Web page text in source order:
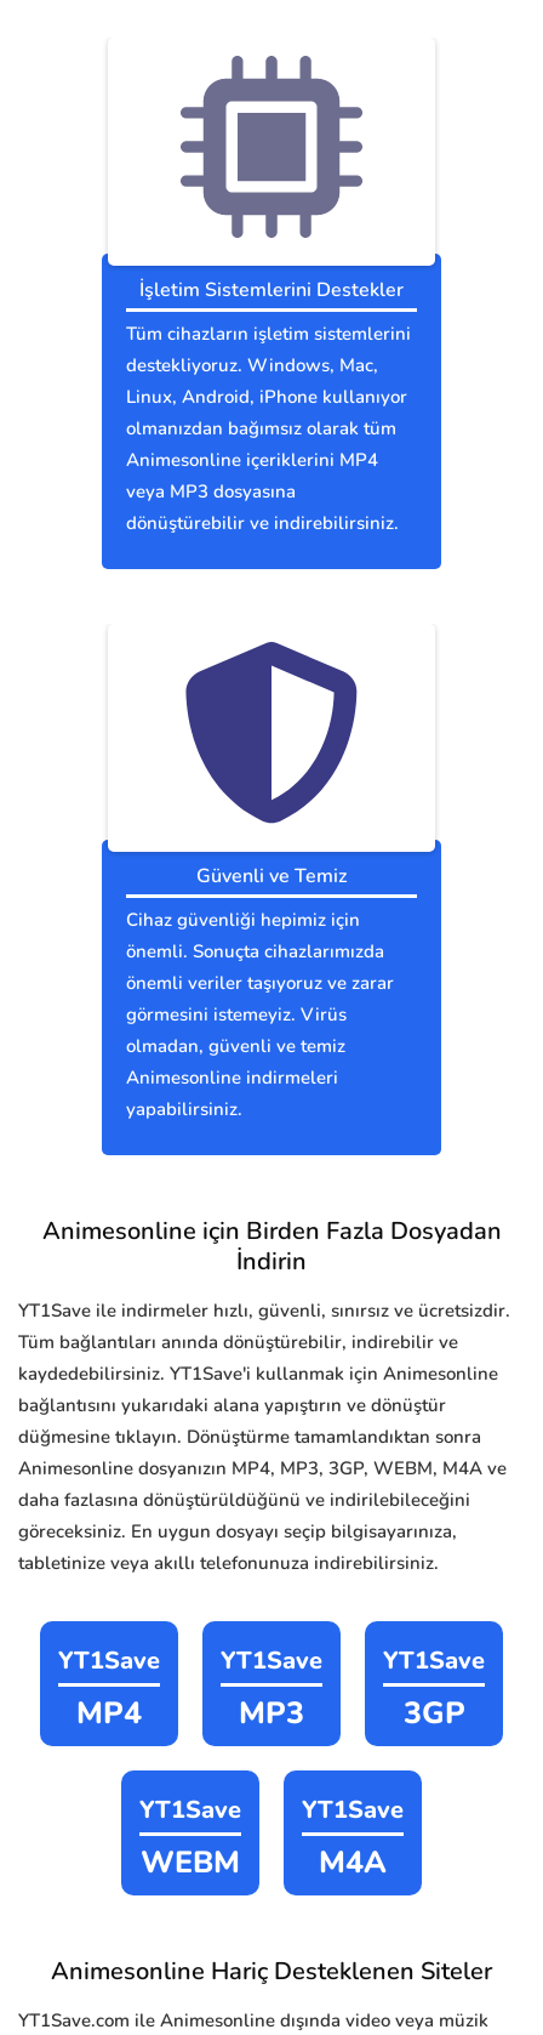
İşletim Sistemlerini Destekler
Tüm cihazların işletim sistemlerini
destekliyoruz. Windows, Mac,
Linux, Android, iPhone kullanıyor
olmanızdan bağımsız olarak tüm
Animesonline içeriklerini MP4
veya MP3 dosyasına
dönüştürebilir ve indirebilirsiniz.
Güvenli ve Temiz
Cihaz güvenliği hepimiz için
önemli. Sonuçta cihazlarımızda
önemli veriler taşıyoruz ve zarar
görmesini istemeyiz. Virüs
olmadan, güvenli ve temiz
Animesonline indirmeleri
yapabilirsiniz.
Animesonline için Birden Fazla Dosyadan
İndirin
YT1Save ile indirmeler hızlı, güvenli, sınırsız ve ücretsizdir.
Tüm bağlantıları anında dönüştürebilir, indirebilir ve
kaydedebilirsiniz. YT1Save'i kullanmak için Animesonline
bağlantısını yukarıdaki alana yapıştırın ve dönüştür
düğmesine tıklayın. Dönüştürme tamamlandıktan sonra
Animesonline dosyanızın MP4, MP3, 3GP, WEBM, M4A ve
daha fazlasına dönüştürüldüğünü ve indirilebileceğini
göreceksiniz. En uygun dosyayı seçip bilgisayarınıza,
tabletinize veya akıllı telefonunuza indirebilirsiniz.
YT1Save
MP4
YT1Save
MP3
YT1Save
3GP
YT1Save
WEBM
YT1Save
M4A
Animesonline Hariç Desteklenen Siteler
YT1Save.com ile Animesonline dışında video veya müzik